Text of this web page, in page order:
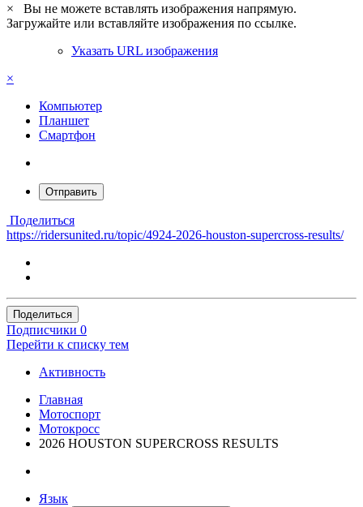
×
Вы не можете вставлять изображения напрямую.
Загружайте или вставляйте изображения по ссылке.
Указать URL изображения
×
Компьютер
Планшет
Смартфон
Отправить
Поделиться
https://ridersunited.ru/topic/4924-2026-houston-supercross-results/
Поделиться
Подписчики 0
Перейти к списку тем
Активность
Главная
Мотоспорт
Мотокросс
2026 HOUSTON SUPERCROSS RESULTS
Язык